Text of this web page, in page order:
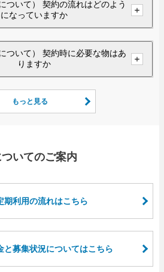
ついて） 契約の流れはどのよう
になっていますか
ついて） 契約時に必要な物はあ
りますか
もっと見る
いてのご案内
期利用の流れはこちら
と募集状況についてはこちら